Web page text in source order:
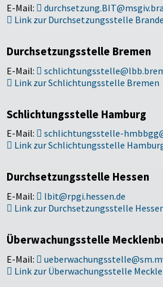
E-Mail:
Link zur Durchsetzungsstelle
Durchsetzungsstelle Bremen
E-Mail:
Link zur Schlichtungsstelle Bremen
Schlichtungsstelle Hamburg
E-Mail:
schlichtungsstelle-
Link zur Schlichtungsstelle
Durchsetzungsstelle Hessen
E-Mail:
lbit@rpgi.hessen.de
Link zur Durchsetzungsstelle
Überwachungsstelle
E-Mail:
Link zur Überwachungsstelle